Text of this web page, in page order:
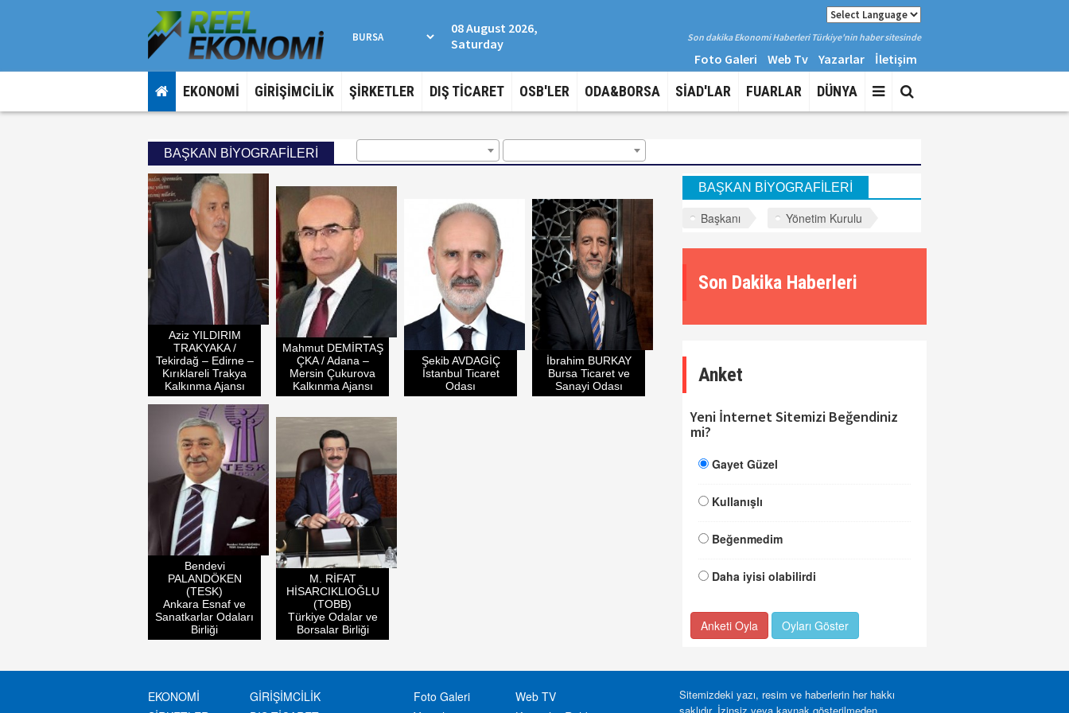
08 August 2026,
Saturday
Son dakika Ekonomi Haberleri Türkiye'nin haber sitesinde
Foto Galeri Web Tv Yazarlar İletişim
EKONOMİ GİRİŞİMCİLİK ŞİRKETLER DIŞ TİCARET OSB'LER ODA&BORSA SİAD'LAR FUARLAR DÜNYA
BAŞKAN BİYOGRAFİLERİ
Aziz YILDIRIM
TRAKYAKA /
Tekirdağ – Edirne –
Kırıklareli Trakya
Kalkınma Ajansı
Mahmut DEMİRTAŞ
ÇKA / Adana –
Mersin Çukurova
Kalkınma Ajansı
Şekib AVDAGİÇ
İstanbul Ticaret
Odası
İbrahim BURKAY
Bursa Ticaret ve
Sanayi Odası
Bendevi
PALANDÖKEN
(TESK)
Ankara Esnaf ve
Sanatkarlar Odaları
Birliği
M. RİFAT
HİSARCIKLIOĞLU
(TOBB)
Türkiye Odalar ve
Borsalar Birliği
BAŞKAN BİYOGRAFİLERİ
Başkanı Yönetim Kurulu
Son Dakika Haberleri
Anket
Yeni İnternet Sitemizi Beğendiniz
mi?
Gayet Güzel
Kullanışlı
Beğenmedim
Daha iyisi olabilirdi
Anketi Oyla Oyları Göster
EKONOMİ
GİRİŞİMCİLİK
Foto Galeri
Web TV
Sitemizdeki yazı, resim ve haberlerin her hakkı